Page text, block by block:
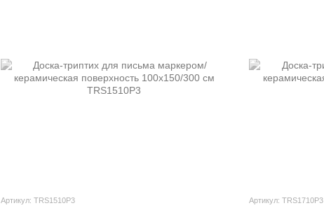
Артикул: TRS1510P3 Артикул: TRS1710P3